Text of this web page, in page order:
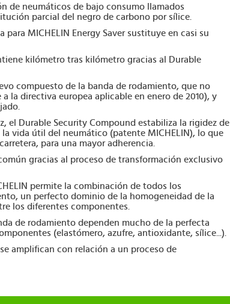
de neumáticos de bajo consumo llamados
parcial del negro de carbono por sílice.
para MICHELIN Energy Saver sustituye en casi su
kilómetro tras kilómetro gracias al Durable
compuesto de la banda de rodamiento, que no
la directiva europea aplicable en enero de 2010), y
el Durable Security Compound estabiliza la rigidez de
vida útil del neumático (patente MICHELIN), lo que
para una mayor adherencia.
gracias al proceso de transformación exclusivo
permite la combinación de todos los
un perfecto dominio de la homogeneidad de la
los diferentes componentes.
de rodamiento dependen mucho de la perfecta
(elastómero, azufre, antioxidante, sílice...).
amplifican con relación a un proceso de